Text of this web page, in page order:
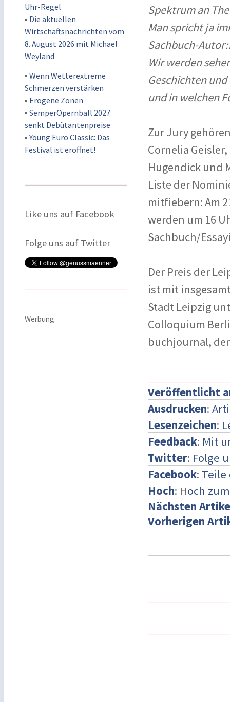
Uhr-Regel
▪ Die aktuellen
Wirtschaftsnachrichten vom
8. August 2026 mit Michael
Weyland
▪ Wenn Wetterextreme
Schmerzen verstärken
▪ Erogene Zonen
▪ SemperOpernball 2027
senkt Debütantenpreise
▪Young Euro Classic: Das
Festival ist eröffnet!
Like uns auf Facebook
Folge uns auf Twitter
Werbung
Spektrum an
Man spricht ja
Sachbuch-
Wir werden
Geschichten
und in welchen
Zur Jury
Cornelia
Hugendick und
Liste der
mitfiebern: Am
werden um 16
Sachbuch/
Der Preis der
ist mit
Stadt Leipzig
Colloquium
buchjournal,
Veröffentlicht
Ausdrucken:
Lesenzeichen:
Feedback: Mit
Twitter: Folge
Facebook: Teile
Hoch: Hoch
Nächsten
Vorherigen